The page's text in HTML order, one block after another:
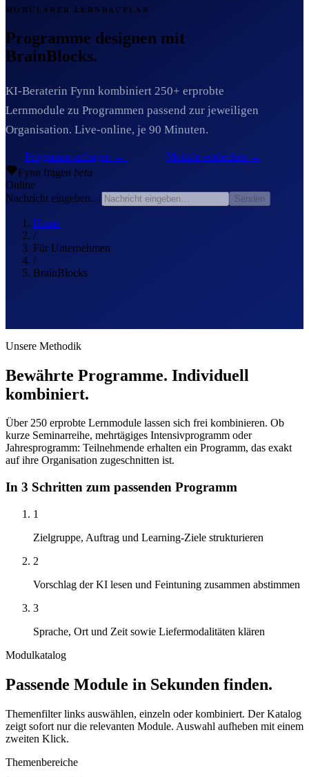
MODULARER LERNBAUPLAN
Programme designen mit
BrainBlocks.
KI-Beraterin Fynn kombiniert 250+ erprobte
Lernmodule zu Programmen passend zur jeweiligen
Organisation. Live-online, je 90 Minuten.
Programm anfragen → Module entdecken →
Fynn fragen beta
Online
Nachricht eingeben…
Senden
Home
/
Für Unternehmen
/
BrainBlocks
Unsere Methodik
Bewährte Programme. Individuell
kombiniert.
Über 250 erprobte Lernmodule lassen sich frei kombinieren. Ob
kurze Seminarreihe, mehrtägiges Intensivprogramm oder
Jahresprogramm: Teilnehmende erhalten ein Programm, das exakt
auf ihre Organisation zugeschnitten ist.
In 3 Schritten zum passenden Programm
1
Zielgruppe, Auftrag und Learning-Ziele strukturieren
2
Vorschlag der KI lesen und Feintuning zusammen abstimmen
3
Sprache, Ort und Zeit sowie Liefermodalitäten klären
Modulkatalog
Passende Module in Sekunden finden.
Themenfilter links auswählen, einzeln oder kombiniert. Der Katalog
zeigt sofort nur die relevanten Module. Auswahl aufheben mit einem
zweiten Klick.
Themenbereiche